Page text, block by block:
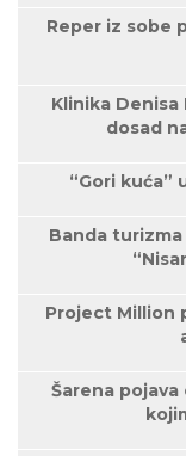
Reper iz sobe
Klinika
dosad
“Gori kuća”
Banda
Project Million
Šarena pojava